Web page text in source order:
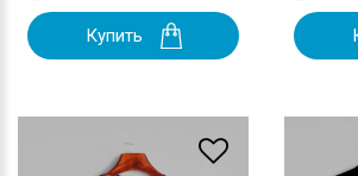
Купить